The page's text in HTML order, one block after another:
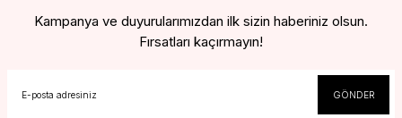
Kampanya ve duyurularımızdan ilk sizin haberiniz olsun.
Fırsatları kaçırmayın!
GÖNDER